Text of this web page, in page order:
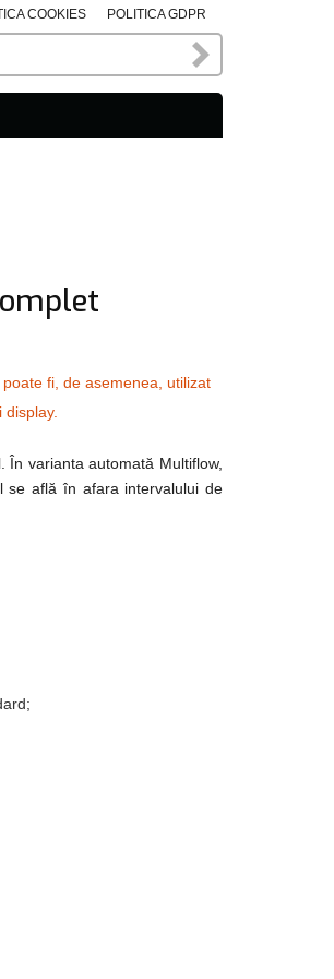
COOKIES POLITICA GDPR
fi, de asemenea, utilizat
varianta automată Multiflow,
se află în afara intervalului de